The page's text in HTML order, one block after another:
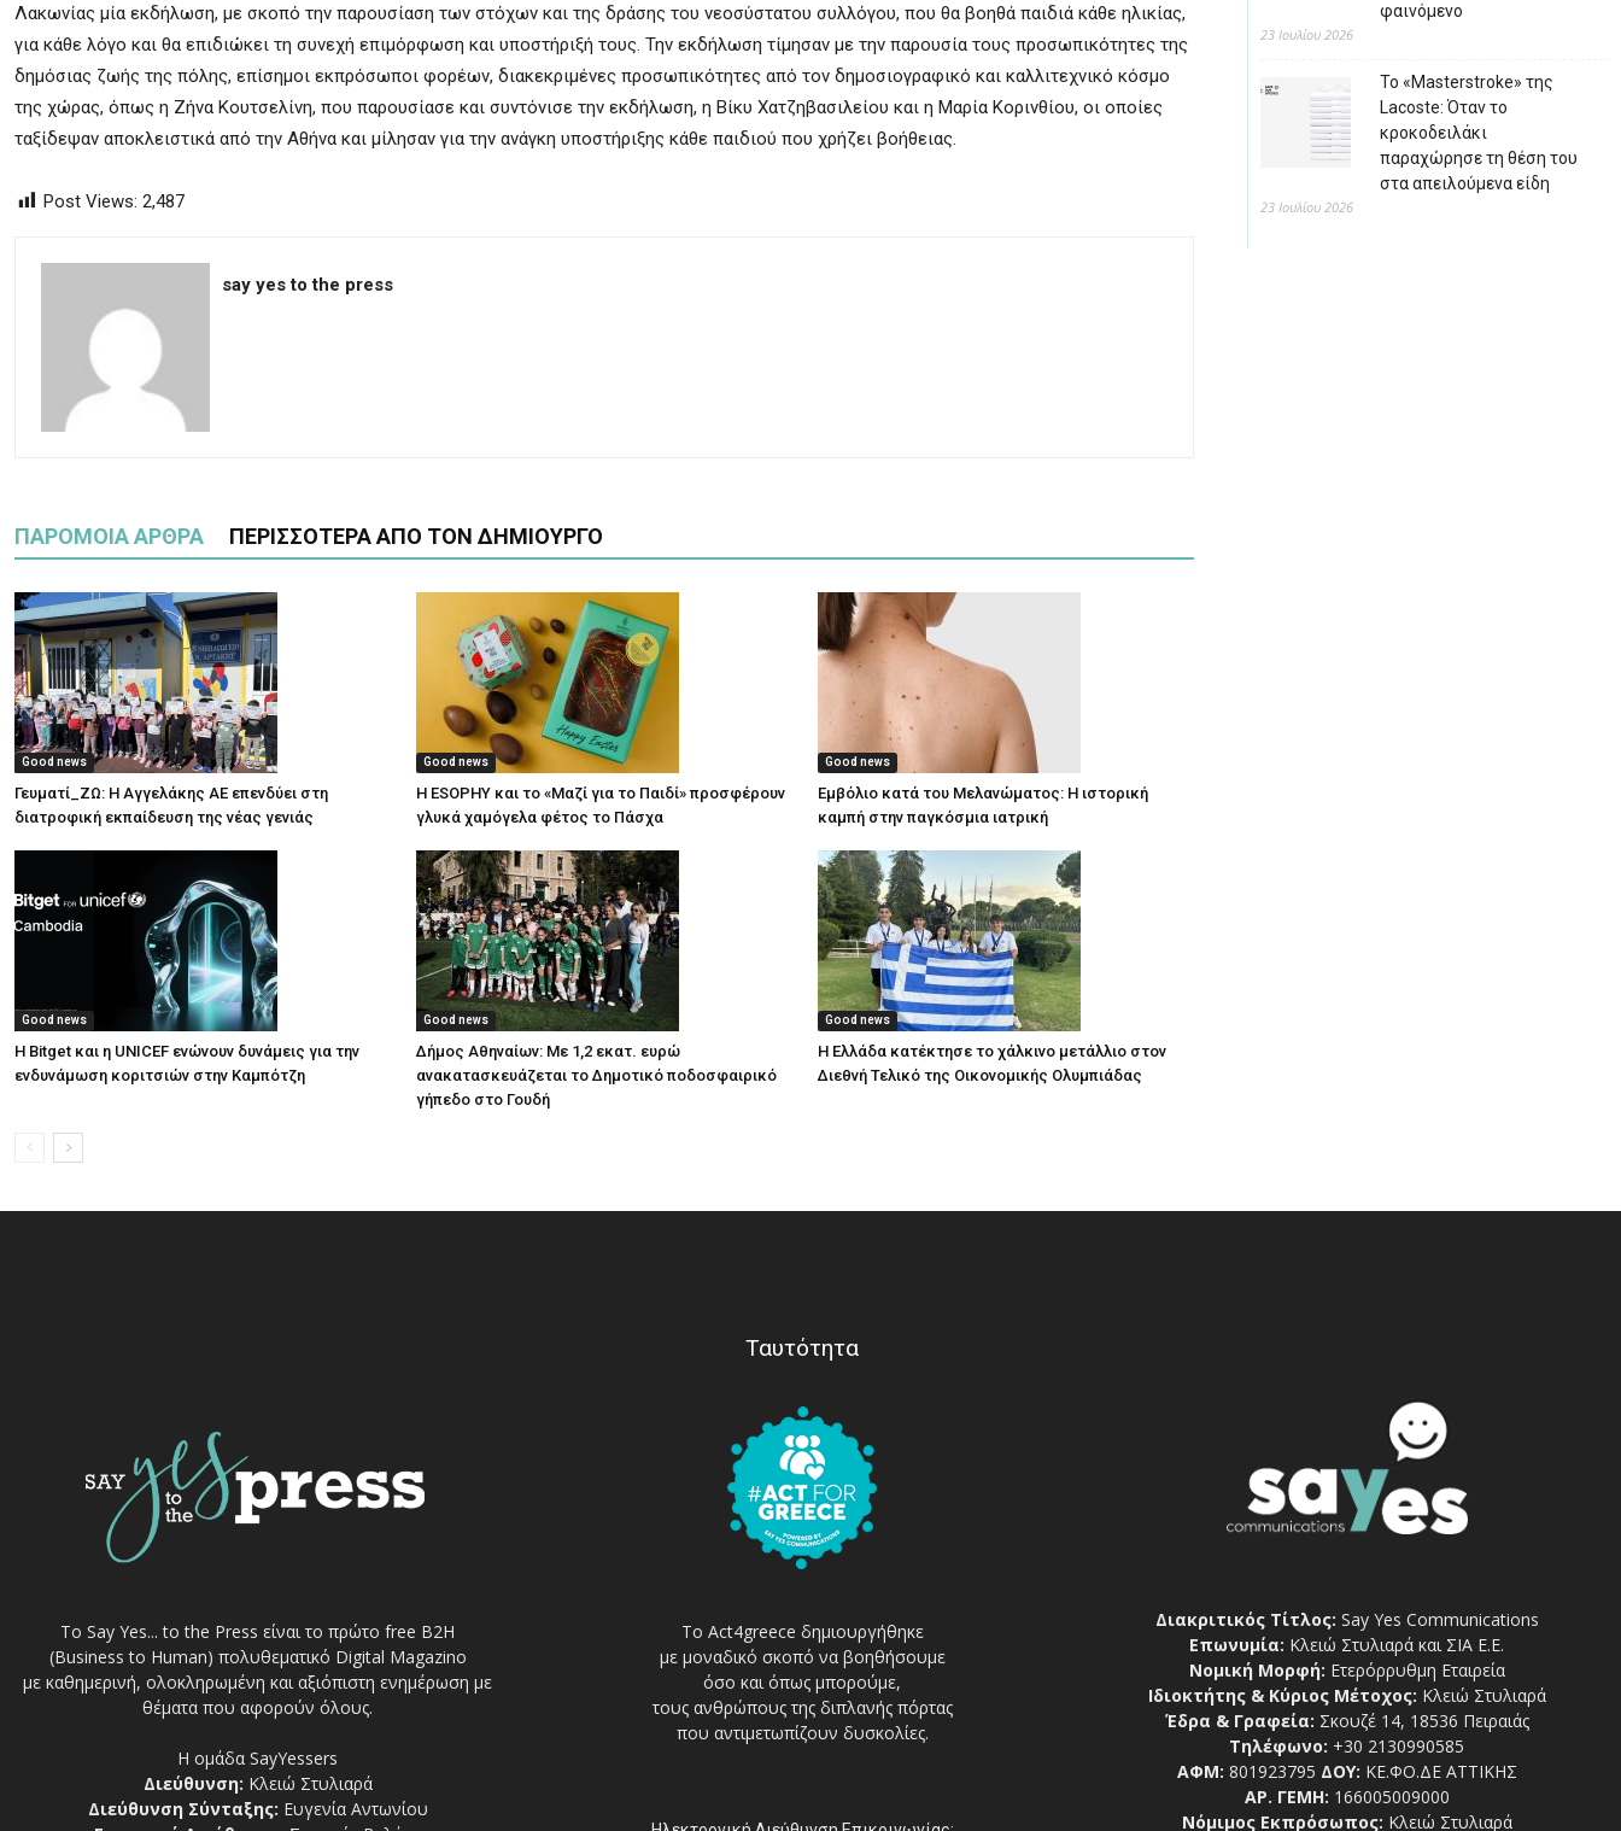
Λακωνίας μία εκδήλωση, με σκοπό την παρουσίαση των στόχων και της δράσης του νεοσύστατου συλλόγου, που θα βοηθά παιδιά κάθε ηλικίας,
για κάθε λόγο και θα επιδιώκει τη συνεχή επιμόρφωση και υποστήριξή τους. Την εκδήλωση τίμησαν με την παρουσία τους προσωπικότητες της
δημόσιας ζωής της πόλης, επίσημοι εκπρόσωποι φορέων, διακεκριμένες προσωπικότητες από τον δημοσιογραφικό και καλλιτεχνικό κόσμο
της χώρας, όπως η Ζήνα Κουτσελίνη, που παρουσίασε και συντόνισε την εκδήλωση, η Βίκυ Χατζηβασιλείου και η Μαρία Κορινθίου, οι οποίες
ταξίδεψαν αποκλειστικά από την Αθήνα και μίλησαν για την ανάγκη υποστήριξης κάθε παιδιού που χρήζει βοήθειας.
Post Views: 2,487
say yes to the press
ΠΑΡΟΜΟΙΑ ΑΡΘΡΑ ΠΕΡΙΣΣΟΤΕΡΑ ΑΠΟ ΤΟΝ ΔΗΜΙΟΥΡΓΟ
Good news
Γευματί_ΖΩ: Η Αγγελάκης ΑΕ επενδύει στη
διατροφική εκπαίδευση της νέας γενιάς
Good news
Η ESOPHY και το «Μαζί για το Παιδί» προσφέρουν
γλυκά χαμόγελα φέτος το Πάσχα
Good news
Εμβόλιο κατά του Μελανώματος: Η ιστορική
καμπή στην παγκόσμια ιατρική
Good news
Η Bitget και η UNICEF ενώνουν δυνάμεις για την
ενδυνάμωση κοριτσιών στην Καμπότζη
Good news
Δήμος Αθηναίων: Με 1,2 εκατ. ευρώ
ανακατασκευάζεται το Δημοτικό ποδοσφαιρικό
γήπεδο στο Γουδή
Good news
Η Ελλάδα κατέκτησε το χάλκινο μετάλλιο στον
Διεθνή Τελικό της Οικονομικής Ολυμπιάδας
φαινόμενο
23 Ιουλίου 2026
Το «Masterstroke» της
Lacoste: Όταν το
κροκοδειλάκι
παραχώρησε τη θέση του
στα απειλούμενα είδη
23 Ιουλίου 2026
Το Say Yes... to the Press είναι το πρώτο free Β2Η
(Business to Human) πολυθεματικό Digital Magazino
με καθημερινή, ολοκληρωμένη και αξιόπιστη ενημέρωση με
θέματα που αφορούν όλους.
Η ομάδα SayYessers
Διεύθυνση: Κλειώ Στυλιαρά
Διεύθυνση Σύνταξης: Ευγενία Αντωνίου
Ταυτότητα
Το Act4greece δημιουργήθηκε
με μοναδικό σκοπό να βοηθήσουμε
όσο και όπως μπορούμε,
τους ανθρώπους της διπλανής πόρτας
που αντιμετωπίζουν δυσκολίες.
Διακριτικός Τίτλος: Say Yes Communications
Επωνυμία: Κλειώ Στυλιαρά και ΣΙΑ Ε.Ε.
Νομική Μορφή: Ετερόρρυθμη Εταιρεία
Ιδιοκτήτης & Κύριος Μέτοχος: Κλειώ Στυλιαρά
Έδρα & Γραφεία: Σκουζέ 14, 18536 Πειραιάς
Τηλέφωνο: +30 2130990585
ΑΦΜ: 801923795 ΔΟΥ: ΚΕ.ΦΟ.ΔΕ ΑΤΤΙΚΗΣ
ΑΡ. ΓΕΜΗ: 166005009000
Νόμιμος Εκπρόσωπος: Κλειώ Στυλιαρά